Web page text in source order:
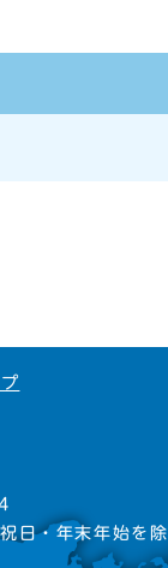
日・年末年始を除